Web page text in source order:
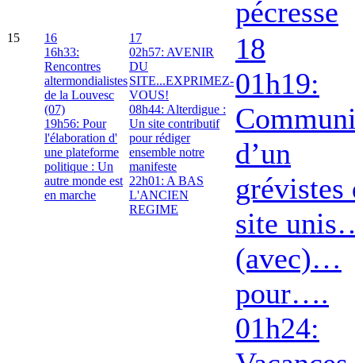
pécresse
15
16
16h33:
Rencontres
altermondialistes
de la Louvesc
(07)
19h56: Pour
l'élaboration d'
une plateforme
politique : Un
autre monde est
en marche
17
02h57: AVENIR
DU
SITE...EXPRIMEZ-
VOUS!
08h44: Alterdigue :
Un site contributif
pour rédiger
ensemble notre
manifeste
22h01: A BAS
L'ANCIEN
REGIME
18
01h19:
d’un
grévistes
site
(avec)…
pour….
01h24: